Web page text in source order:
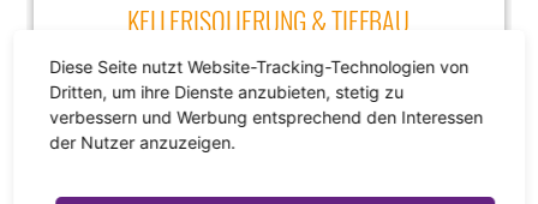
KELLERISOLIERUNG & TIEFBAU
Diese Seite nutzt Website-Tracking-Technologien von
Dritten, um ihre Dienste anzubieten, stetig zu
verbessern und Werbung entsprechend den Interessen
der Nutzer anzuzeigen.